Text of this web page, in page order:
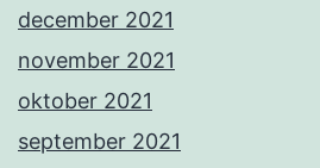
december 2021
november 2021
oktober 2021
september 2021